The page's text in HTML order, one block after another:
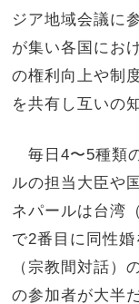
ジア地域会議に
が集い各国にお
の権利向上や制
を共有し互いの
毎日4〜5種類
ルの担当大臣や
ネパールは台湾
で2番目に同性
（宗教間対話）
の参加者が大半